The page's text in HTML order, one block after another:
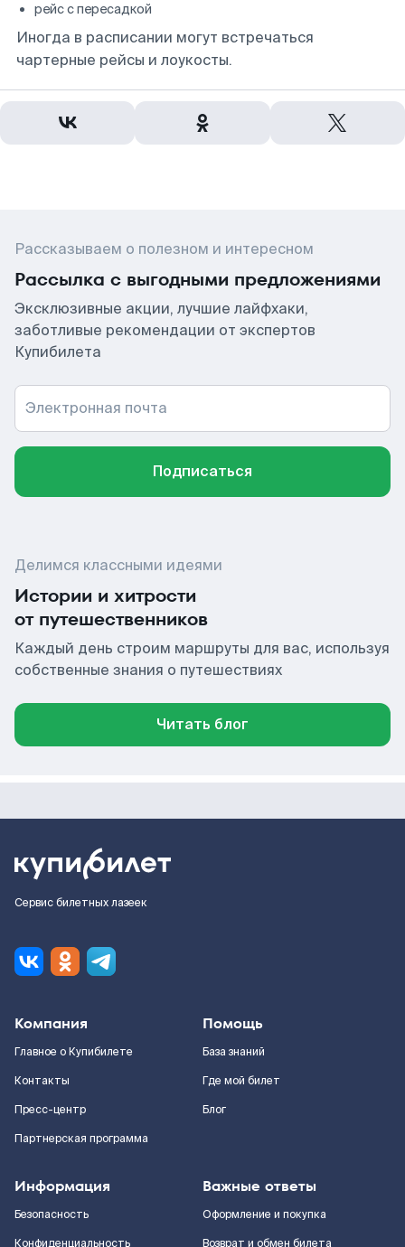
рейс с пересадкой
Иногда в расписании могут встречаться
чартерные рейсы и лоукосты.
Рассказываем о полезном и интересном
Рассылка с выгодными предложениями
Эксклюзивные акции, лучшие лайфхаки,
заботливые рекомендации от экспертов
Купибилета
Электронная почта
Подписаться
Делимся классными идеями
Истории и хитрости
от путешественников
Каждый день строим маршруты для вас, используя
собственные знания о путешествиях
Читать блог
Сервис билетных лазеек
Компания
Главное о Купибилете
Контакты
Пресс-центр
Партнерская программа
Помощь
База знаний
Где мой билет
Блог
Информация
Безопасность
Конфиденциальность
Важные ответы
Оформление и покупка
Возврат и обмен билета